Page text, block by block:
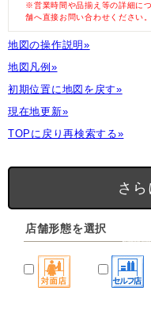
※営業時間や品揃え等の詳細に
舗へ直接お問い合わせください。
地図の操作説明»
地図凡例»
初期位置に地図を戻す»
現在地更新»
TOPに戻り再検索する»
さ
店舗形態を選択